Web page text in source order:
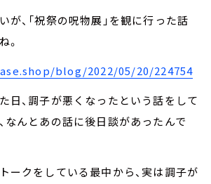
が、「祝祭の呪物展」を観に行った話
。
blog/2022/05/20/224754
日、調子が悪くなったという話をして
なんとあの話に後日談があったんで
ークをしている最中から、実は調子が